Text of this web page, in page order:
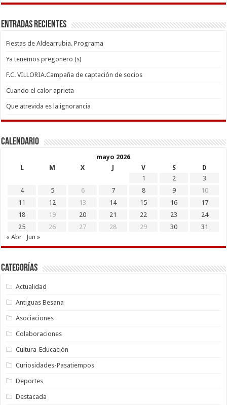
Entradas recientes
Fiestas de Aldearrubia. Programa
Ya tenemos pregonero (s)
F.C. VILLORIA.Campaña de captación de socios
Cuando el calor aprieta
Que atrevida es la ignorancia
Calendario
mayo 2026
L
M X J V S
D
1
2
3
4
5 6 7 8 9
10
11
12 13 14 15 16
17
18
19 20 21 22 23
24
25
26 27 28 29 30
31
« Abr
Jun »
Categorías
Actualidad
Antiguas Besana
Asociaciones
Colaboraciones
Cultura-Educación
Curiosidades-Pasatiempos
Deportes
Destacada